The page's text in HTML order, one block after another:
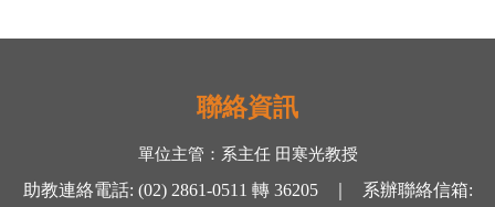
聯絡資訊
單位主管： 系主任 田寒光教授
助教連絡電話: (02) 2861-0511 轉36205 ｜ 系辦聯絡信箱: